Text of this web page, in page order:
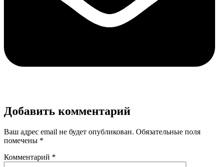
Добавить комментарий
Ваш адрес email не будет опубликован. Обязательные поля
помечены *
Комментарий *